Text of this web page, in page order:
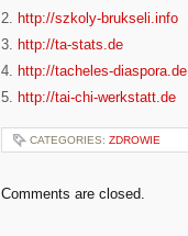
2. http://szkoly-brukseli.info
3. http://ta-stats.de
4. http://tacheles-diaspora.de
5. http://tai-chi-werkstatt.de
CATEGORIES: ZDROWIE
Comments are closed.